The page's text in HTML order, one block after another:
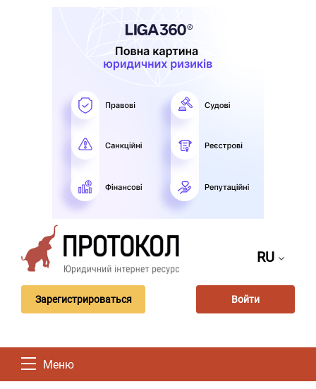
RU
Зарегистрироваться Войти
Меню